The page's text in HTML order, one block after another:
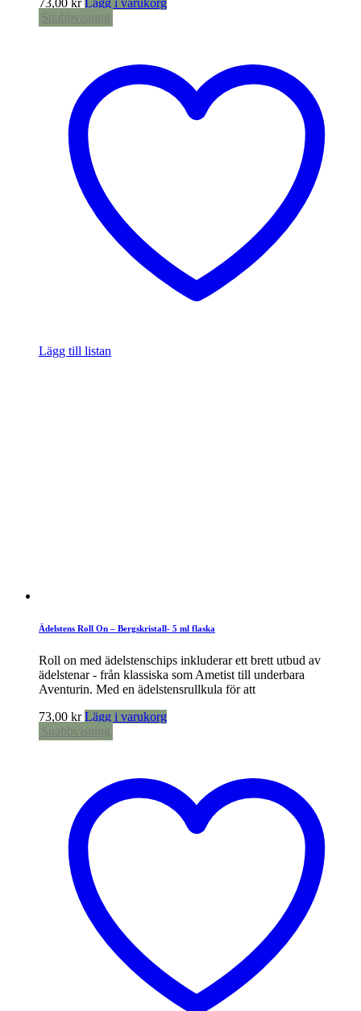
Snabbvisning
Lägg till listan
Ädelstens Roll On – Bergskristall- 5 ml flaska
Roll on med ädelstenschips inkluderar ett brett utbud av
ädelstenar - från klassiska som Ametist till underbara
Aventurin. Med en ädelstensrullkula för att
73,00 kr Lägg i varukorg
Snabbvisning